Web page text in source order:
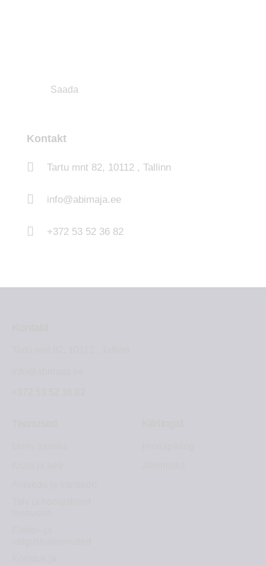
Kontakt
Tartu mnt 82, 10112 , Tallinn
info@abimaja.ee
+372 53 52 36 82